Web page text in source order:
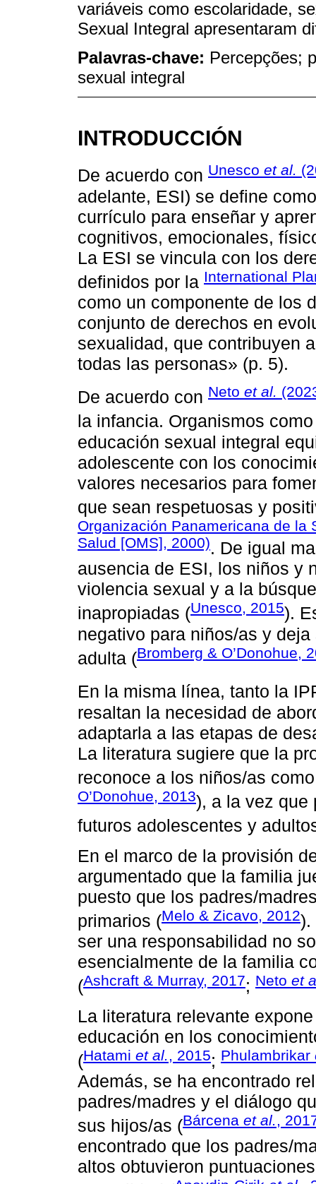
variáveis como escolaridade,
Sexual Integral apresentaram
Palavras-chave: Percepções;
sexual integral
INTRODUCCIÓN
De acuerdo con Unesco et al.
adelante, ESI) se define
currículo para enseñar y
cognitivos, emocionales,
La ESI se vincula con los
definidos por la International
como un componente de los
conjunto de derechos en
sexualidad, que contribuyen
todas las personas» (p. 5).
De acuerdo con Neto et al.
la infancia. Organismos
educación sexual integral
adolescente con los
valores necesarios para
que sean respetuosas y
Organización Panamericana de la
Salud [OMS], 2000). De igual
ausencia de ESI, los niños y
violencia sexual y a la
inapropiadas (Unesco, 2015).
negativo para niños/as y
adulta (Bromberg & O’Donohue,
En la misma línea, tanto la
resaltan la necesidad de
adaptarla a las etapas de
La literatura sugiere que la
reconoce a los niños/as
O’Donohue, 2013), a la vez que
futuros adolescentes y
En el marco de la provisión
argumentado que la familia
puesto que los padres/
primarios (Melo & Zicavo, 2012).
ser una responsabilidad no
esencialmente de la familia
(Ashcraft & Murray, 2017; Neto et
La literatura relevante
educación en los
(Hatami et al. , 2015; Phulambrikar
Además, se ha encontrado
padres/madres y el diálogo
sus hijos/as (Bárcena et al.,
encontrado que los padres/
altos obtuvieron